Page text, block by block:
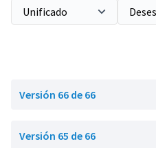
Versión 66 de 66
Versión 65 de 66